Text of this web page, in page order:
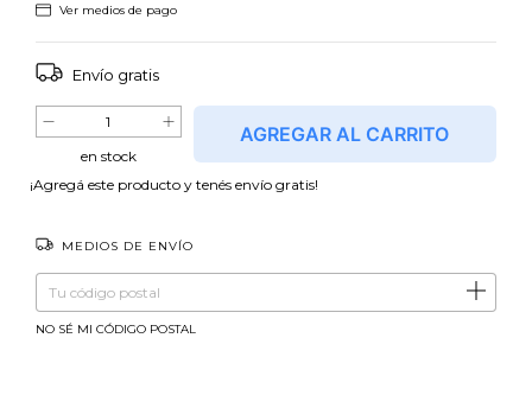
Ver medios de pago
Envío gratis
en stock
¡Agregá este producto y tenés envío gratis!
MEDIOS DE ENVÍO
Entregas para el CP: CAMBIAR CP
NO SÉ MI CÓDIGO POSTAL